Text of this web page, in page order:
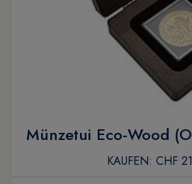
Münzetui Eco-Wood
KAUFEN: CHF